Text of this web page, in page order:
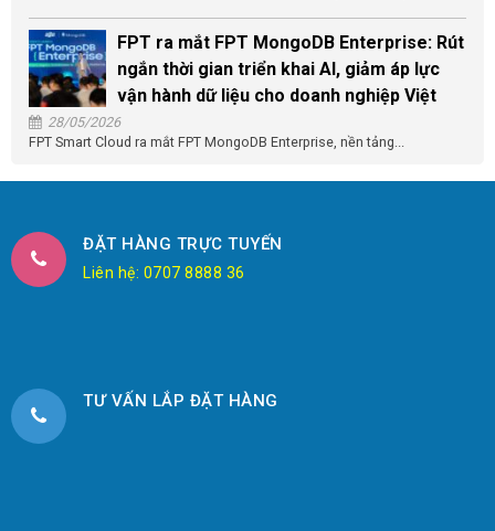
FPT ra mắt FPT MongoDB Enterprise: Rút
ngắn thời gian triển khai AI, giảm áp lực
vận hành dữ liệu cho doanh nghiệp Việt
28/05/2026
FPT Smart Cloud ra mắt FPT MongoDB Enterprise, nền tảng...
ĐẶT HÀNG TRỰC TUYẾN
Liên hệ: 0707 8888 36
TƯ VẤN LẮP ĐẶT HÀNG